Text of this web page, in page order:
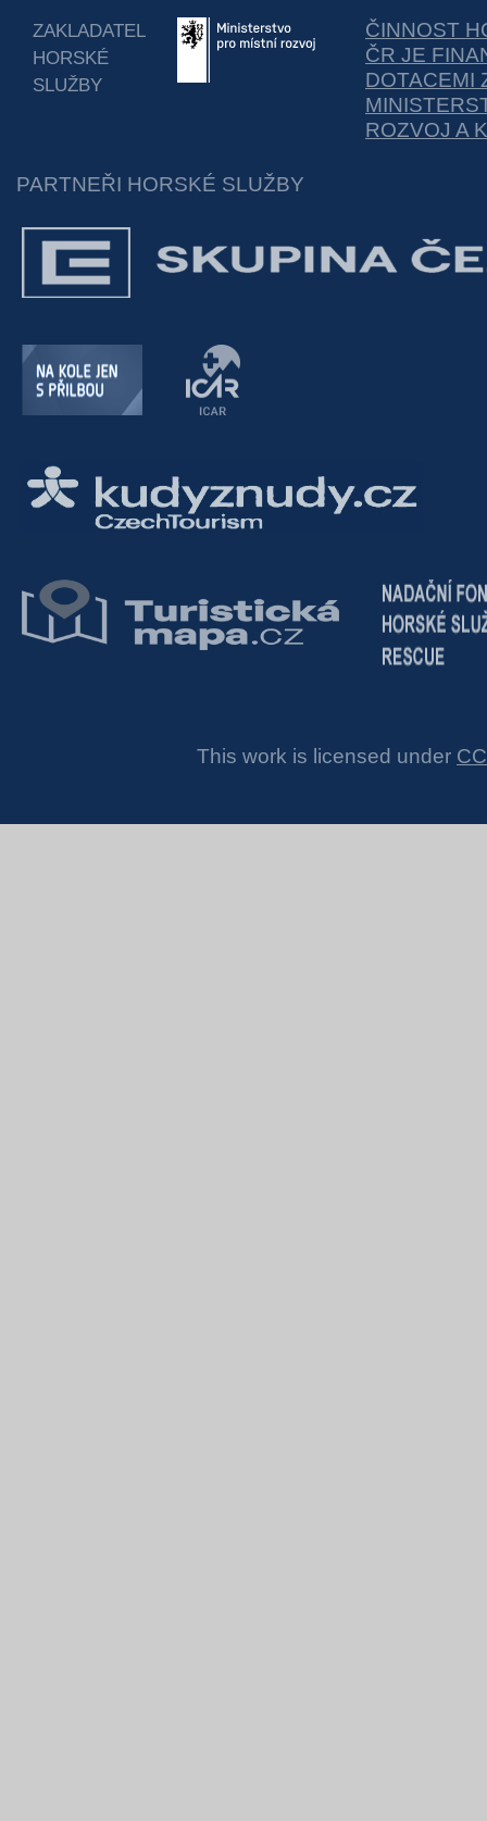
ZAKLADATEL
HORSKÉ
SLUŽBY
ČINNOST
ČR JE
DOTACEMI
ROZVOJ A
PARTNEŘI HORSKÉ SLUŽBY
This work is licensed under